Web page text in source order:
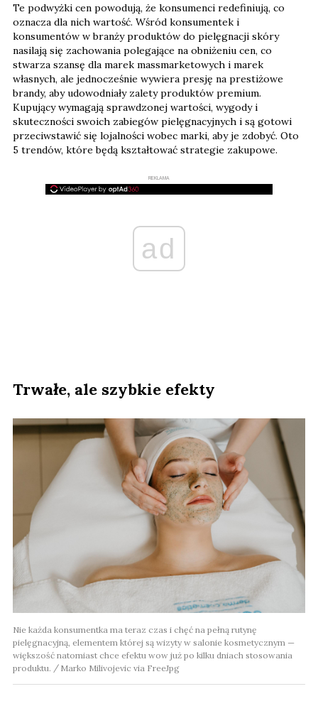
Te podwyżki cen powodują, że konsumenci redefiniują, co
oznacza dla nich wartość. Wśród konsumentek i
konsumentów w branży produktów do pielęgnacji skóry
nasilają się zachowania polegające na obniżeniu cen, co
stwarza szansę dla marek massmarketowych i marek
własnych, ale jednocześnie wywiera presję na prestiżowe
brandy, aby udowodniały zalety produktów premium.
Kupujący wymagają sprawdzonej wartości, wygody i
skuteczności swoich zabiegów pielęgnacyjnych i są gotowi
przeciwstawić się lojalności wobec marki, aby je zdobyć. Oto
5 trendów, które będą kształtować strategie zakupowe.
REKLAMA
ad
Trwałe, ale szybkie efekty
Nie każda konsumentka ma teraz czas i chęć na pełną rutynę
pielęgnacyjną, elementem której są wizyty w salonie kosmetycznym —
większość natomiast chce efektu wow już po kilku dniach stosowania
produktu.
Marko Milivojevic via FreeJpg